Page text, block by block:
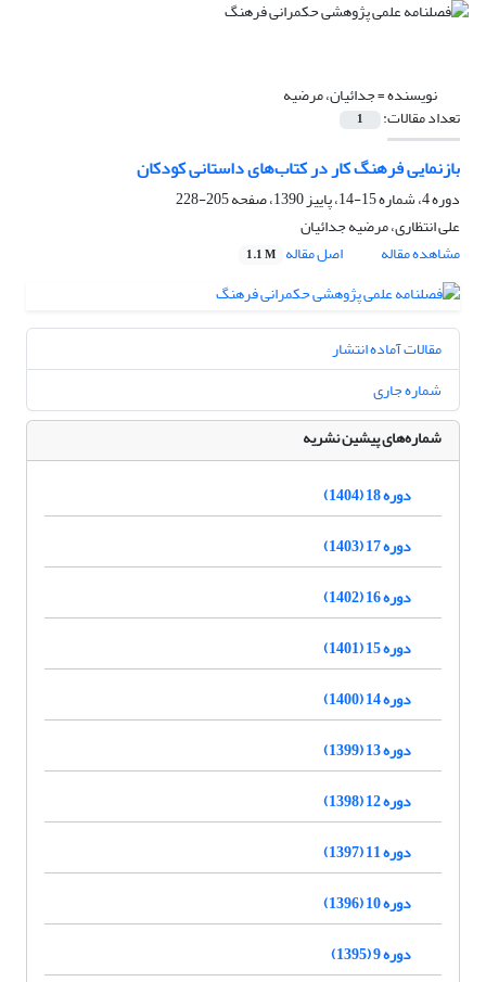
نویسنده =جدائیان، مرضیه
تعداد مقالات: 1
بازنمایی فرهنگ کار در کتاب‌های داستانی کودکان
دوره 4، شماره 15-14، پاییز 1390، صفحه
205-228
علی انتظاری، مرضیه جدائیان
مشاهده مقاله
اصل مقاله 1.1 M
مقالات آماده انتشار
شماره جاری
شماره‌های پیشین نشریه
دوره 18 (1404)
دوره 17 (1403)
دوره 16 (1402)
دوره 15 (1401)
دوره 14 (1400)
دوره 13 (1399)
دوره 12 (1398)
دوره 11 (1397)
دوره 10 (1396)
دوره 9 (1395)